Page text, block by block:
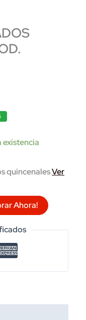
existencia
quincenalesVer
Ahora!